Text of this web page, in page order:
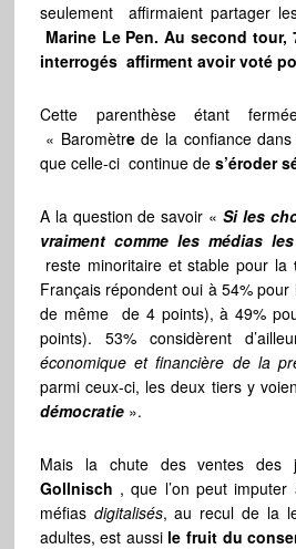
seulement affirmaient partager
Marine Le Pen. Au second
interrogés affirment avoir voté
Cette parenthèse étant
« Baromètrede la confiance
que celle-ci continue des’éroder
A la question de savoir « Si les
vraiment comme les médias
reste minoritaire et stable pour la
Français répondent oui à 54%
de même de 4 points), à 49%
points). 53% considèrent
économique et financière de la
parmi ceux-ci, les deux tiers y
démocratie».
Mais la chute des ventes des
Gollnisch , que l’on peut
méfias digitalisés, au recul de la
adultes, est aussi le fruit du